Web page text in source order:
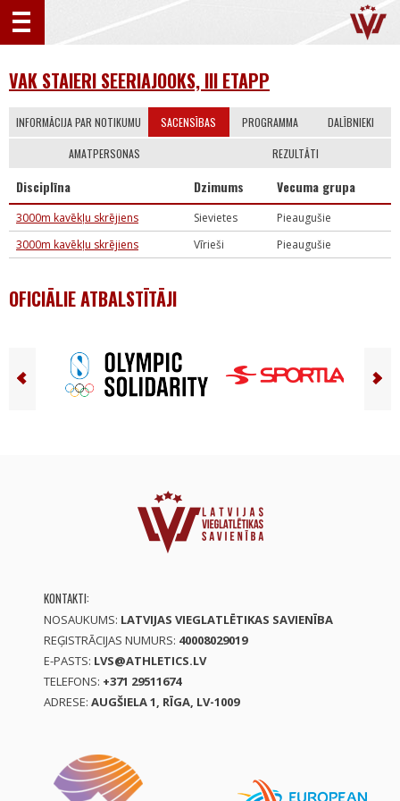
VAK STAIERI SEERIAJOOKS, III ETAPP
INFORMĀCIJA PAR NOTIKUMU SACENSĪBAS PROGRAMMA DALĪBNIEKI
AMATPERSONAS REZULTĀTI
Disciplīna Dzimums Vecuma grupa
3000m kavēkļu skrējiens Sievietes
Pieaugušie
3000m kavēkļu skrējiens
Vīrieši Pieaugušie
OFICIĀLIE ATBALSTĪTĀJI
KONTAKTI:
NOSAUKUMS: LATVIJAS VIEGLATLĒTIKAS SAVIENĪBA
REĢISTRĀCIJAS NUMURS: 40008029019
E-PASTS: LVS@ATHLETICS.LV
TELEFONS: +371 29511674
ADRESE: AUGŠIELA 1, RĪGA, LV-1009